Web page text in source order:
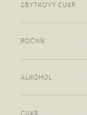
ZBYTKOVÝ CUKR
ROČNÍK
ALKOHOL
CUKR